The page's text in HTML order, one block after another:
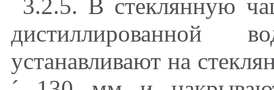
3.2.5. В стеклянную
дистиллированной
устанавливают на